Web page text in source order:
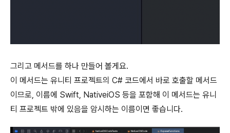
그리고 메서드를 하나 만들어 볼게요.
이 메서드는 유니티 프로젝트의 C# 코드에서 바로 호출할 메서드
이므로, 이름에 Swift, NativeiOS 등을 포함해 이 메서드는 유니
티 프로젝트 밖에 있음을 암시하는 이름이면 좋습니다.